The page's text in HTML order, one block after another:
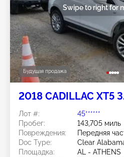
Будущая продажа
Swipe to right for
2018 CADILLAC XT5
Лот #:
45******
Пробег:
143,705 миль
Повреждения:
Передняя
Doc Type:
Clear
Площадка:
AL - ATHENS